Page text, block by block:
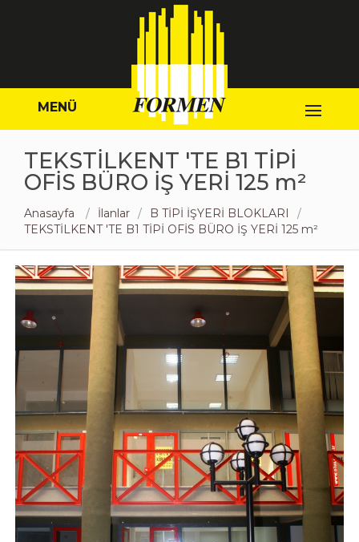
MENÜ
TEKSTİLKENT 'TE B1 TİPİ
OFİS BÜRO İŞ YERİ 125 m²
Anasayfa İlanlar
B TİPİ İŞYERİ BLOKLARI
TEKSTİLKENT 'TE B1 TİPİ OFİS BÜRO İŞ YERİ 125 m²